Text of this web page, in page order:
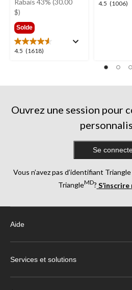
$)
Solde
4.5 (1618)
4.5
4.5 (1006)
4.5
Ouvrez une session pour
Se
Vous n’avez pas d’identifiant
TriangleMD?
Aide
Services et solutions